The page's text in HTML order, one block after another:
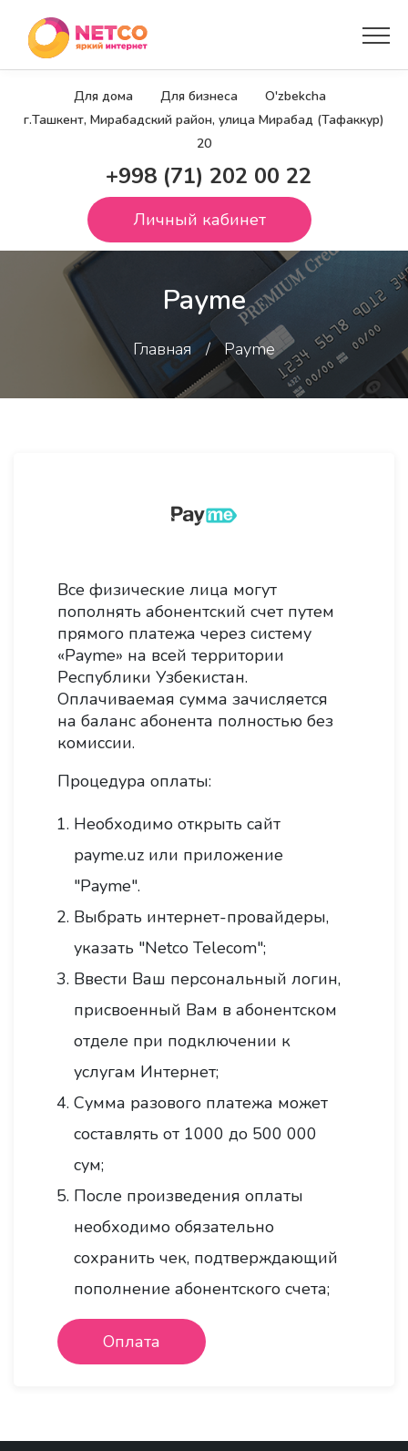
Для дома Для бизнеса
O'zbekcha
г.Ташкент, Мирабадский район, улица Мирабад (Тафаккур)
20
+998 (71) 202 00 22
Личный кабинет
Payme
Главная Payme
Все физические лица могут
пополнять абонентский счет путем
прямого платежа через систему
«Payme» на всей территории
Республики Узбекистан.
Оплачиваемая сумма зачисляется
на баланс абонента полностью без
комиссии.
Процедура оплаты:
Необходимо открыть сайт
payme.uz или приложение
"Payme".
Выбрать интернет-провайдеры,
указать "Netco Telecom";
Ввести Ваш персональный логин,
присвоенный Вам в абонентском
отделе при подключении к
услугам Интернет;
Сумма разового платежа может
составлять от 1000 до 500 000
сум;
После произведения оплаты
необходимо обязательно
сохранить чек, подтверждающий
пополнение абонентского счета;
Оплата